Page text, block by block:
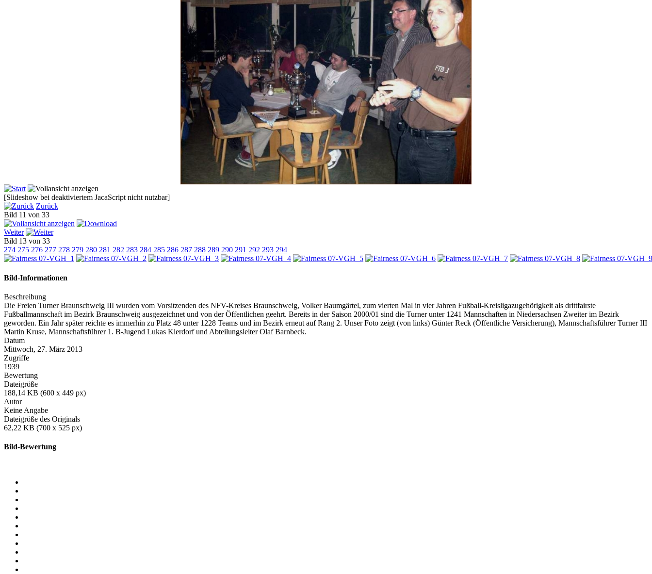
[Slideshow bei deaktiviertem JacaScript nicht nutzbar]
Zurück
Bild 11 von 33
Weiter
Bild 13 von 33
274 275 276 277 278 279 280 281 282 283 284 285 286 287 288 289 290 291 292 293 294
Bild-Informationen
Beschreibung
Die Freien Turner Braunschweig III wurden vom Vorsitzenden des NFV-Kreises Braunschweig, Volker Baumgärtel, zum vierten Mal in vier Jahren Fußball-Kreisligazugehörigkeit als drittfairste
Fußballmannschaft im Bezirk Braunschweig ausgezeichnet und von der Öffentlichen geehrt. Bereits in der Saison 2000/01 sind die Turner unter 1241 Mannschaften in Niedersachsen Zweiter im Bezirk
geworden. Ein Jahr später reichte es immerhin zu Platz 48 unter 1228 Teams und im Bezirk erneut auf Rang 2. Unser Foto zeigt (von links) Günter Reck (Öffentliche Versicherung), Mannschaftsführer Turner III
Martin Kruse, Mannschaftsführer 1. B-Jugend Lukas Kierdorf und Abteilungsleiter Olaf Barnbeck.
Datum
Mittwoch, 27. März 2013
Zugriffe
1939
Bewertung
Dateigröße
188,14 KB (600 x 449 px)
Autor
Keine Angabe
Dateigröße des Originals
62,22 KB (700 x 525 px)
Bild-Bewertung